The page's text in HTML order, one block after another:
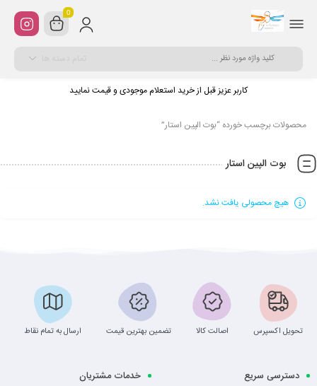
0
کاربر عزیز قبل از خرید استعلام موجودی و قیمت نمایید
محصولات برچسب خورده “بوت الپین استار”
بوت الپین استار
هیچ محصولی یافت نشد.
تحویل اکسپرس اصالت کالا تضمین بهترین قیمت ارسال به تمام نقاط
دسترسی سریع خدمات مشتریان